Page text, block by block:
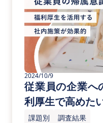
2024/10/9
従業員の企業へ
利厚生で高めた
課題別 調査結果